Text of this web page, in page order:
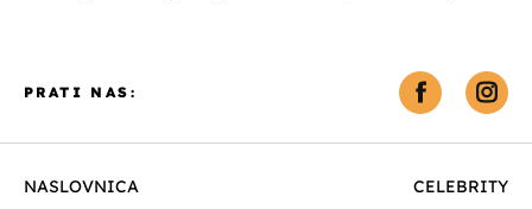
NASLOVNICA
CELEBRITY
PRATI NAS: